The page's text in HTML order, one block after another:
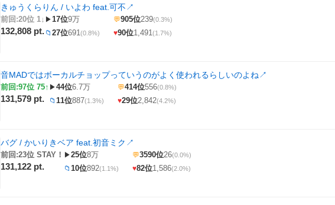
きゅうくらりん / いよわ feat.可不↗
前回:20位 1↓
132,808 pt.
▶17位9万 💬905位239(0.3%)
📁 27位691(0.8%) ♥90位1,491(1.7%)
音MADではボーカルチョップっていうのがよく使われるらしいのよね↗
前回:97位 75↑
131,579 pt.
▶44位6.7万 💬414位556(0.8%)
📁 11位887(1.3%) ♥29位2,842(4.2%)
バグ / かいりきベア feat.初音ミク ↗
前回:23位 STAY！
131,122 pt.
▶25位8万 💬3590位26(0.0%)
📁 10位892(1.1%) ♥82位1,586(2.0%)